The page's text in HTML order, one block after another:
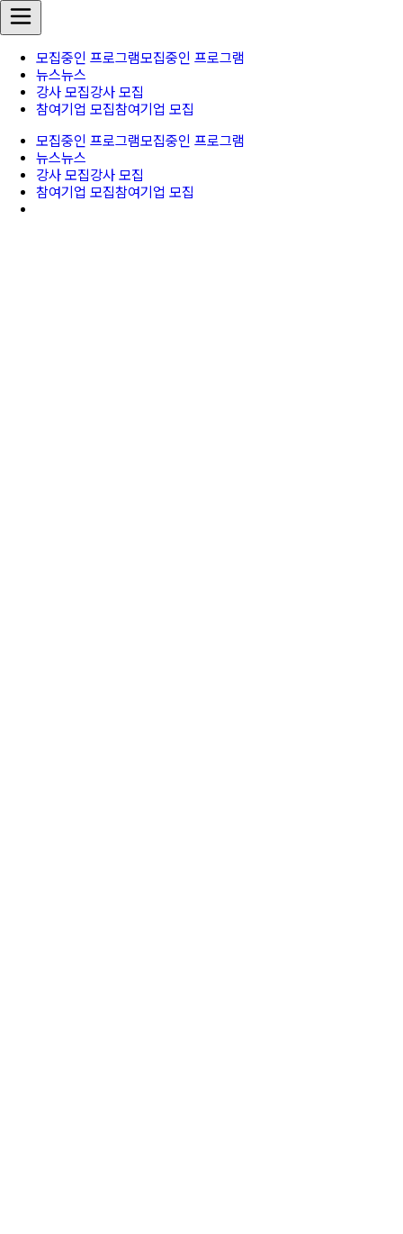
모집중인 프로그램모집중인 프로그램
뉴스뉴스
강사 모집강사 모집
참여기업 모집참여기업 모집
모집중인 프로그램모집중인 프로그램
뉴스뉴스
강사 모집강사 모집
참여기업 모집참여기업 모집